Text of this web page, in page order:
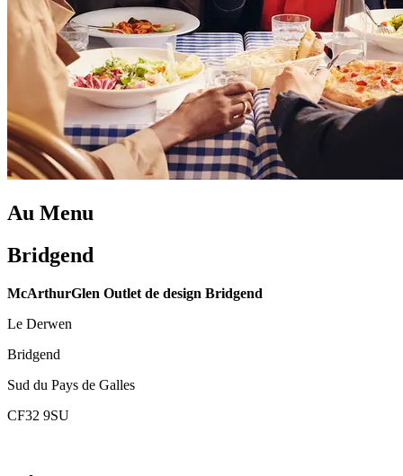
Au Menu
Bridgend
McArthurGlen Outlet de design Bridgend
Le Derwen
Bridgend
Sud du Pays de Galles
CF32 9SU